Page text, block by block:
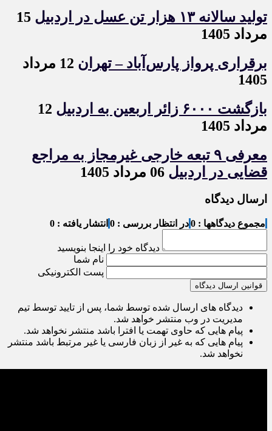
تولید سالانه ۱۳ هزار تن عسل در اردبیل
15
مرداد 1405
برقراری پرواز پارس‌آباد – تهران
12 مرداد
1405
بازگشت ۶۰۰۰ زائر اربعین به اردبیل
12
مرداد 1405
معرفی ۹ تبعه خارجی غیرمجاز به مراجع
قضایی در اردبیل
ارسال دیدگاه
مجموع دیدگاهها : 0 در انتظار بررسی : 0 انتشار یافته : 0
دیدگاه خود را اینجا بنویسید
نام شما
پست الکترونیکی
قوانین ارسال دیدگاه
دیدگاه های ارسال شده توسط شما، پس از تایید توسط تیم
مدیریت در وب منتشر خواهد شد.
پیام هایی که حاوی تهمت یا افترا باشد منتشر نخواهد شد.
پیام هایی که به غیر از زبان فارسی یا غیر مرتبط باشد منتشر
نخواهد شد.